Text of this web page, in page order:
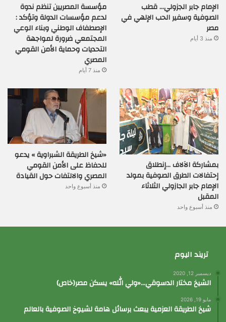
الإمام جابر الجزولي… قطب
الصوفية وسفير الحب الإلهي في
مصر
منذ 3 أيام
مؤسسة المصريين تنظم ندوة
لدعم مؤسسات الدولة وتؤكد :
الإصطفاف الوطني وبناء الوعي
المجتمعي ضرورة لمواجهة
التحديات وحماية الأمن القومي
المصري
منذ 7 أيام
بمشاركة الآلاف …إنطلاق
إحتفالات الطرق الصوفية بمولد
الإمام جابر الجازولي الثلاثاء
المقبل
منذ أسبوع واحد
«شيخ الطريقة الشبراوية » يدعو
للحفاظ على الأمن القومي
المصري والالتفات حول القيادة
منذ أسبوع واحد
تريند اليوم
ديسمبر 12, 2020
الشيخ مختار الدسوقي…«ولي الله» يسكن مصر(خاص)
مايو 19, 2026
شيخ الطريقة العزمية يبعث برسائل هامة لشيوخ الصوفية بالعالم